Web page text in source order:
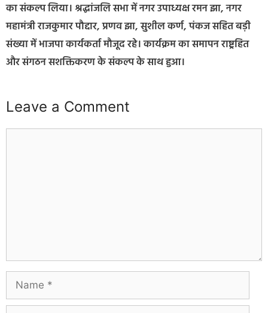
का संकल्प लिया। श्रद्धांजलि सभा में नगर उपाध्यक्ष रमन झा, नगर
महामंत्री राजकुमार पौद्दार, प्रणव झा, सुशील कर्ण, पंकज सहित बड़ी
संख्या में भाजपा कार्यकर्ता मौजूद रहे। कार्यक्रम का समापन राष्ट्रहित
और संगठन सशक्तिकरण के संकल्प के साथ हुआ।
Leave a Comment